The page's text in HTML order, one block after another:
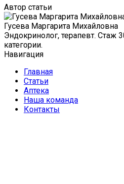
Автор статьи
Гусева Маргарита Михайловна
Эндокринолог, терапевт. Стаж
категории.
Навигация
Главная
Статьи
Аптека
Наша команда
Контакты